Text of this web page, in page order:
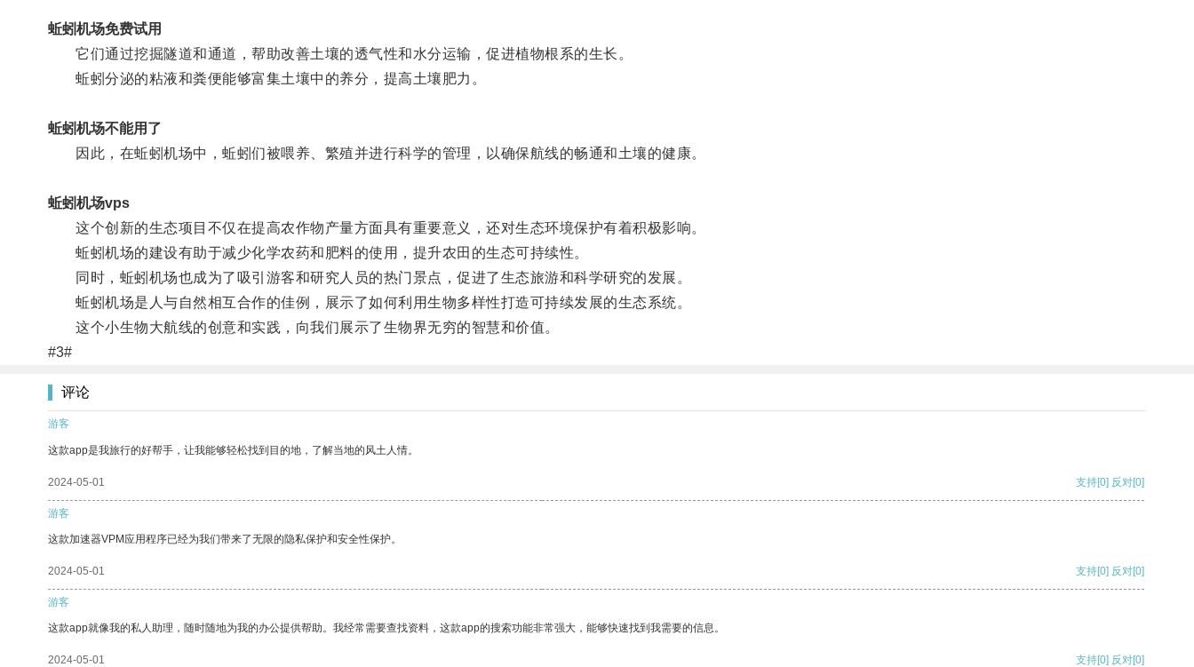
蚯蚓机场免费试用
它们通过挖掘隧道和通道，帮助改善土壤的透气性和水分运输，促进植物根系的生长。
蚯蚓分泌的粘液和粪便能够富集土壤中的养分，提高土壤肥力。
蚯蚓机场不能用了
因此，在蚯蚓机场中，蚯蚓们被喂养、繁殖并进行科学的管理，以确保航线的畅通和土壤的健康。
蚯蚓机场vps
这个创新的生态项目不仅在提高农作物产量方面具有重要意义，还对生态环境保护有着积极影响。
蚯蚓机场的建设有助于减少化学农药和肥料的使用，提升农田的生态可持续性。
同时，蚯蚓机场也成为了吸引游客和研究人员的热门景点，促进了生态旅游和科学研究的发展。
蚯蚓机场是人与自然相互合作的佳例，展示了如何利用生物多样性打造可持续发展的生态系统。
这个小生物大航线的创意和实践，向我们展示了生物界无穷的智慧和价值。
#3#
评论
游客
这款app是我旅行的好帮手，让我能够轻松找到目的地，了解当地的风土人情。
2024-05-01 支持[0] 反对[0]
游客
这款加速器VPM应用程序已经为我们带来了无限的隐私保护和安全性保护。
2024-05-01 支持[0] 反对[0]
游客
这款app就像我的私人助理，随时随地为我的办公提供帮助。我经常需要查找资料，这款app的搜索功能非常强大，能够快速找到我需要的信息。
2024-05-01 支持[0] 反对[0]